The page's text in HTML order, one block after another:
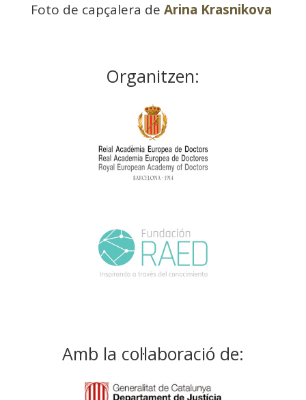
Foto de capçalera de Arina Krasnikova
Organitzen:
Amb la col·laboració de: